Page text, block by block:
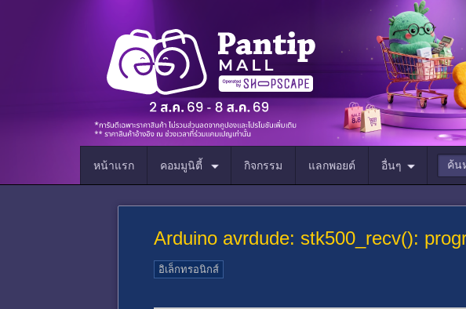
หน้าแรก คอมมูนิตี้ กิจกรรม แลกพอยต์ อื่นๆ
Arduino avrdude: stk500_recv():
อิเล็กทรอนิกส์